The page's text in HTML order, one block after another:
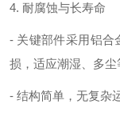
4. 耐腐蚀与长寿命
- 关键部件采用铝合
损，适应潮湿、多尘
- 结构简单，无复杂